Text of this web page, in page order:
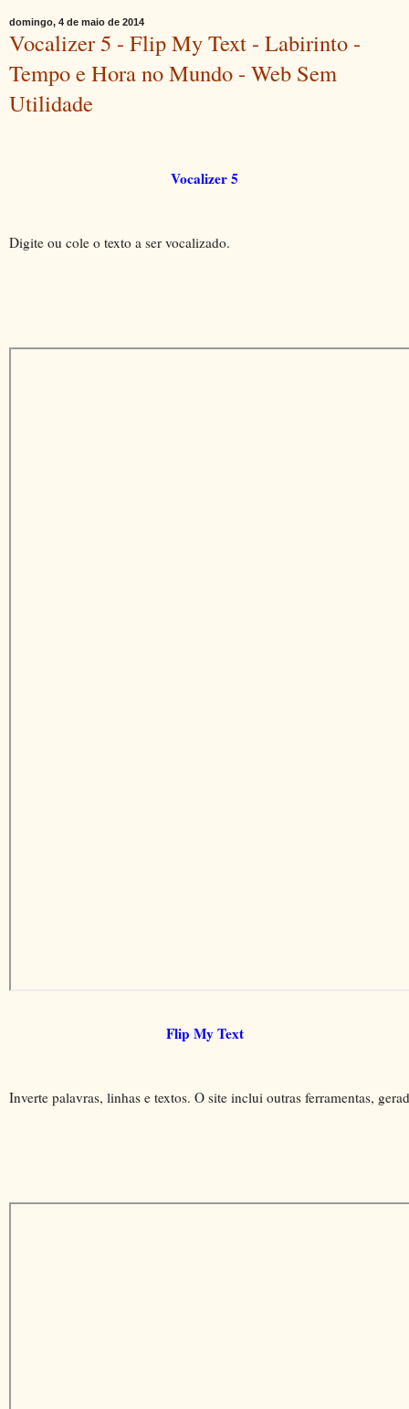
domingo, 4 de maio de 2014
Vocalizer 5 - Flip My Text - Labirinto -
Tempo e Hora no Mundo - Web Sem
Utilidade
Vocalizer 5
Digite ou cole o texto a ser vocalizado.
Flip My Text
Inverte palavras, linhas e textos. O site inclui outras ferramentas,